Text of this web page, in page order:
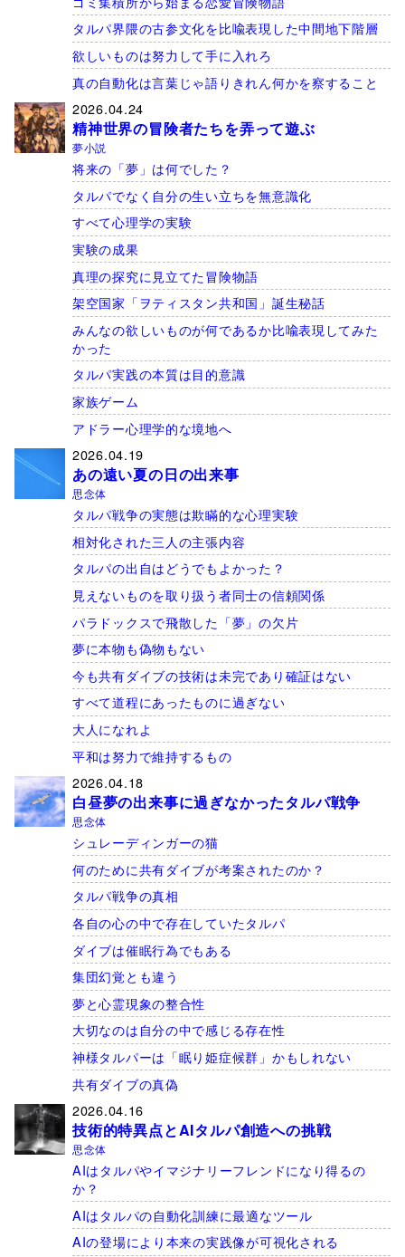
タルパ界隈の古参文化を比喩表現した中間地下階層
欲しいものは努力して手に入れろ
真の自動化は言葉じゃ語りきれん何かを察すること
2026.04.24
精神世界の冒険者たちを弄って遊ぶ
夢小説
将来の「夢」は何でした？
タルパでなく自分の生い立ちを無意識化
すべて心理学の実験
実験の成果
真理の探究に見立てた冒険物語
架空国家「ヲティスタン共和国」誕生秘話
みんなの欲しいものが何であるか比喩表現してみた
かった
タルパ実践の本質は目的意識
家族ゲーム
アドラー心理学的な境地へ
2026.04.19
あの遠い夏の日の出来事
思念体
タルパ戦争の実態は欺瞞的な心理実験
相対化された三人の主張内容
タルパの出自はどうでもよかった？
見えないものを取り扱う者同士の信頼関係
パラドックスで飛散した「夢」の欠片
夢に本物も偽物もない
今も共有ダイブの技術は未完であり確証はない
すべて道程にあったものに過ぎない
大人になれよ
平和は努力で維持するもの
2026.04.18
白昼夢の出来事に過ぎなかったタルパ戦争
思念体
シュレーディンガーの猫
何のために共有ダイブが考案されたのか？
タルパ戦争の真相
各自の心の中で存在していたタルパ
ダイブは催眠行為でもある
集団幻覚とも違う
夢と心霊現象の整合性
大切なのは自分の中で感じる存在性
神様タルパーは「眠り姫症候群」かもしれない
共有ダイブの真偽
2026.04.16
技術的特異点とAIタルパ創造への挑戦
思念体
AIはタルパやイマジナリーフレンドになり得るの
か？
AIはタルパの自動化訓練に最適なツール
AIの登場により本来の実践像が可視化される